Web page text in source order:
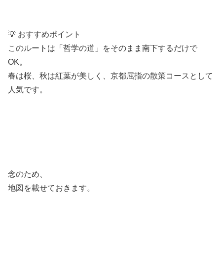
💡 おすすめポイント
このルートは「哲学の道」をそのまま南下するだけで
OK。
春は桜、秋は紅葉が美しく、京都屈指の散策コースとして
人気です。
念のため、
地図を載せておきます。